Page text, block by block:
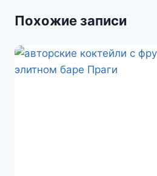
sт
Похожие записи